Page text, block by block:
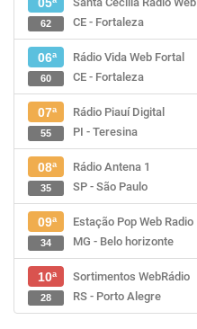
CE - Fortaleza
62
06ª
Rádio Vida Web Fortal
CE - Fortaleza
60
07ª
Rádio Piauí Digital
PI - Teresina
55
08ª
Rádio Antena 1
SP - São Paulo
35
09ª
Estação Pop Web Radio
MG - Belo horizonte
34
10ª
Sortimentos WebRádio
RS - Porto Alegre
28